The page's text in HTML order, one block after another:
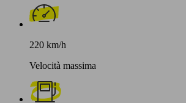
220 km/h
Velocità massima